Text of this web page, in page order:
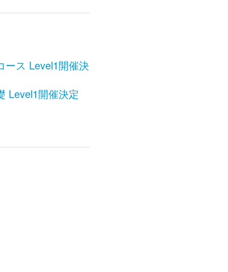
ース Level1開催決
Level1開催決定